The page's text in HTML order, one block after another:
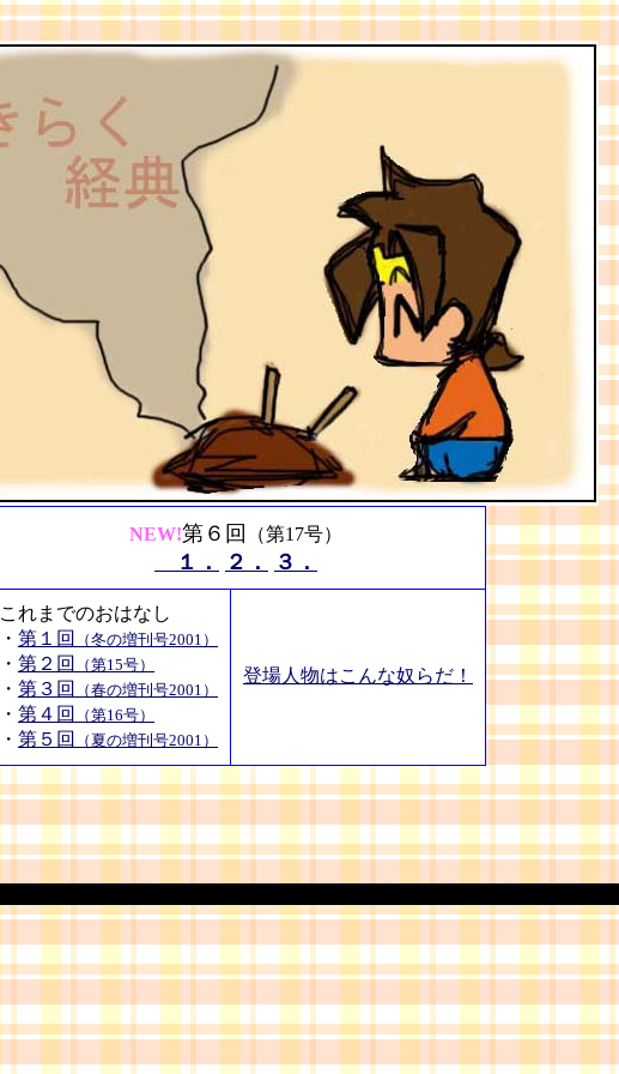
NEW!第６回 （第17号）
１． ２． ３．
これまでのおはなし
・ 第１回 （冬の増刊号2001）
・ 第２回 （第15号）
・ 第３回 （春の増刊号2001）
・ 第４回 （第16号）
・ 第５回 （夏の増刊号2001）
登場人物はこんな奴らだ！